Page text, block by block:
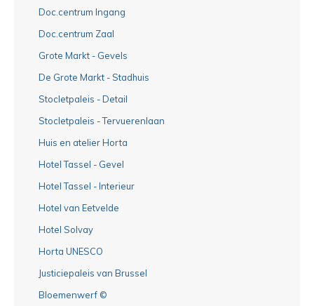
Doc.centrum Ingang
Doc.centrum Zaal
Grote Markt - Gevels
De Grote Markt - Stadhuis
Stocletpaleis - Detail
Stocletpaleis - Tervuerenlaan
Huis en atelier Horta
Hotel Tassel - Gevel
Hotel Tassel - Interieur
Hotel van Eetvelde
Hotel Solvay
Horta UNESCO
Justiciepaleis van Brussel
Bloemenwerf ©